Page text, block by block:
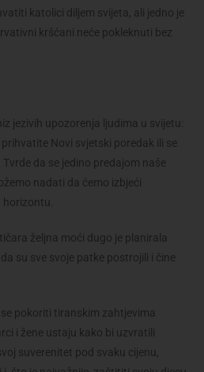
katolici diljem svijeta, ali jedno je
kršćani neće pokleknuti bez
jezivih upozorenja ljudima u svijetu:
Novi svjetski poredak ili se
da se jedino predajom naše
nadati da ćemo izbjeći
željna moći dugo je planirala
su sve svoje patke postrojili i čine
pokoriti tiranskim zahtjevima
i žene ustaju kako bi uzvratili
suverenitet pod svaku cijenu,